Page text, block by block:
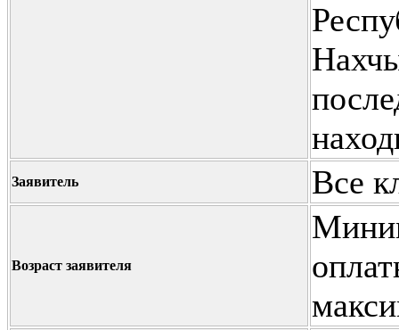
Заявитель Все
Возраст заявителя